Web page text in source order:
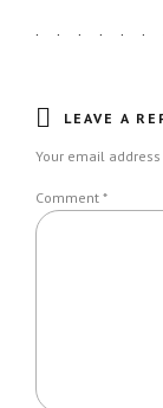
LEAVE A
Your email
Comment *